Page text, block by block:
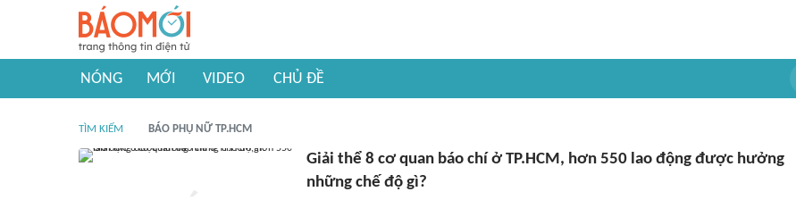
NÓNG MỚI VIDEO CHỦ ĐỀ
TÌM KIẾM BÁO PHỤ NỮ TP.HCM
Giải thể 8 cơ quan báo chí ở TP.HCM, hơn 550 lao động được hưởng
những chế độ gì?